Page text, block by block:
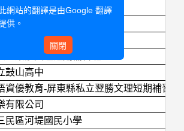
旅行社有限公司
高雄市金齡協會
基金會
立樂莎文理短期補習班
鼓山高中
資優教育-屏東縣私立翌勝文理短期補習班
有限公司
民區河堤國民小學
網站的翻譯是由Google 翻譯
供。
關閉